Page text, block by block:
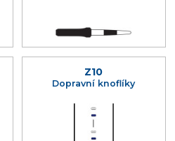
Z10
Dopravní knoflíky